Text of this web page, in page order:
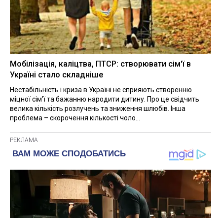
Мобілізація, каліцтва, ПТСР: створювати сім'ї в
Україні стало складніше
Нестабільність і криза в Україні не сприяють створенню
міцної сім'ї та бажанню народити дитину. Про це свідчить
велика кількість розлучень та зниження шлюбів. Інша
проблема – скорочення кількості чоло...